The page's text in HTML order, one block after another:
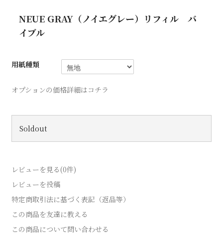
NEUE GRAY（ノイエグレー）リフィル バ
イブル
用紙種類
オプションの価格詳細はコチラ
Soldout
レビューを見る(0件)
レビューを投稿
特定商取引法に基づく表記（返品等）
この商品を友達に教える
この商品について問い合わせる